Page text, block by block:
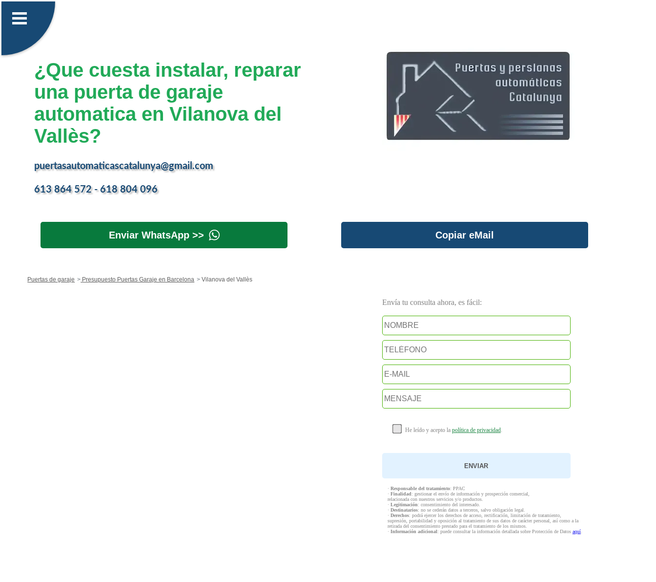
¿Que cuesta instalar, reparar
una puerta de garaje
automatica en Vilanova del
Vallès?
puertasautomaticascatalunya@gmail.com
613 864 572 - 618 804 096
Enviar WhatsApp >> Copiar eMail
Puertas de garaje Presupuesto Puertas Garaje en Barcelona Vilanova del Vallès
Envía tu consulta ahora, es fácil:
He leído y acepto la política de privacidad.
· Responsable del tratamiento: PPAC
· Finalidad: gestionar el envío de información y prospección comercial,
relacionada con nuestros servicios y/o productos.
· Legitimación: consentimiento del interesado.
· Destinatarios: no se cederán datos a terceros, salvo obligación legal.
· Derechos: podrá ejercer los derechos de acceso, rectificación, limitación de tratamiento,
supresión, portabilidad y oposición al tratamiento de sus datos de carácter personal, así como a la
retirada del consentimiento prestado para el tratamiento de los mismos.
· Información adicional: puede consultar la información detallada sobre Protección de Datos aquí.